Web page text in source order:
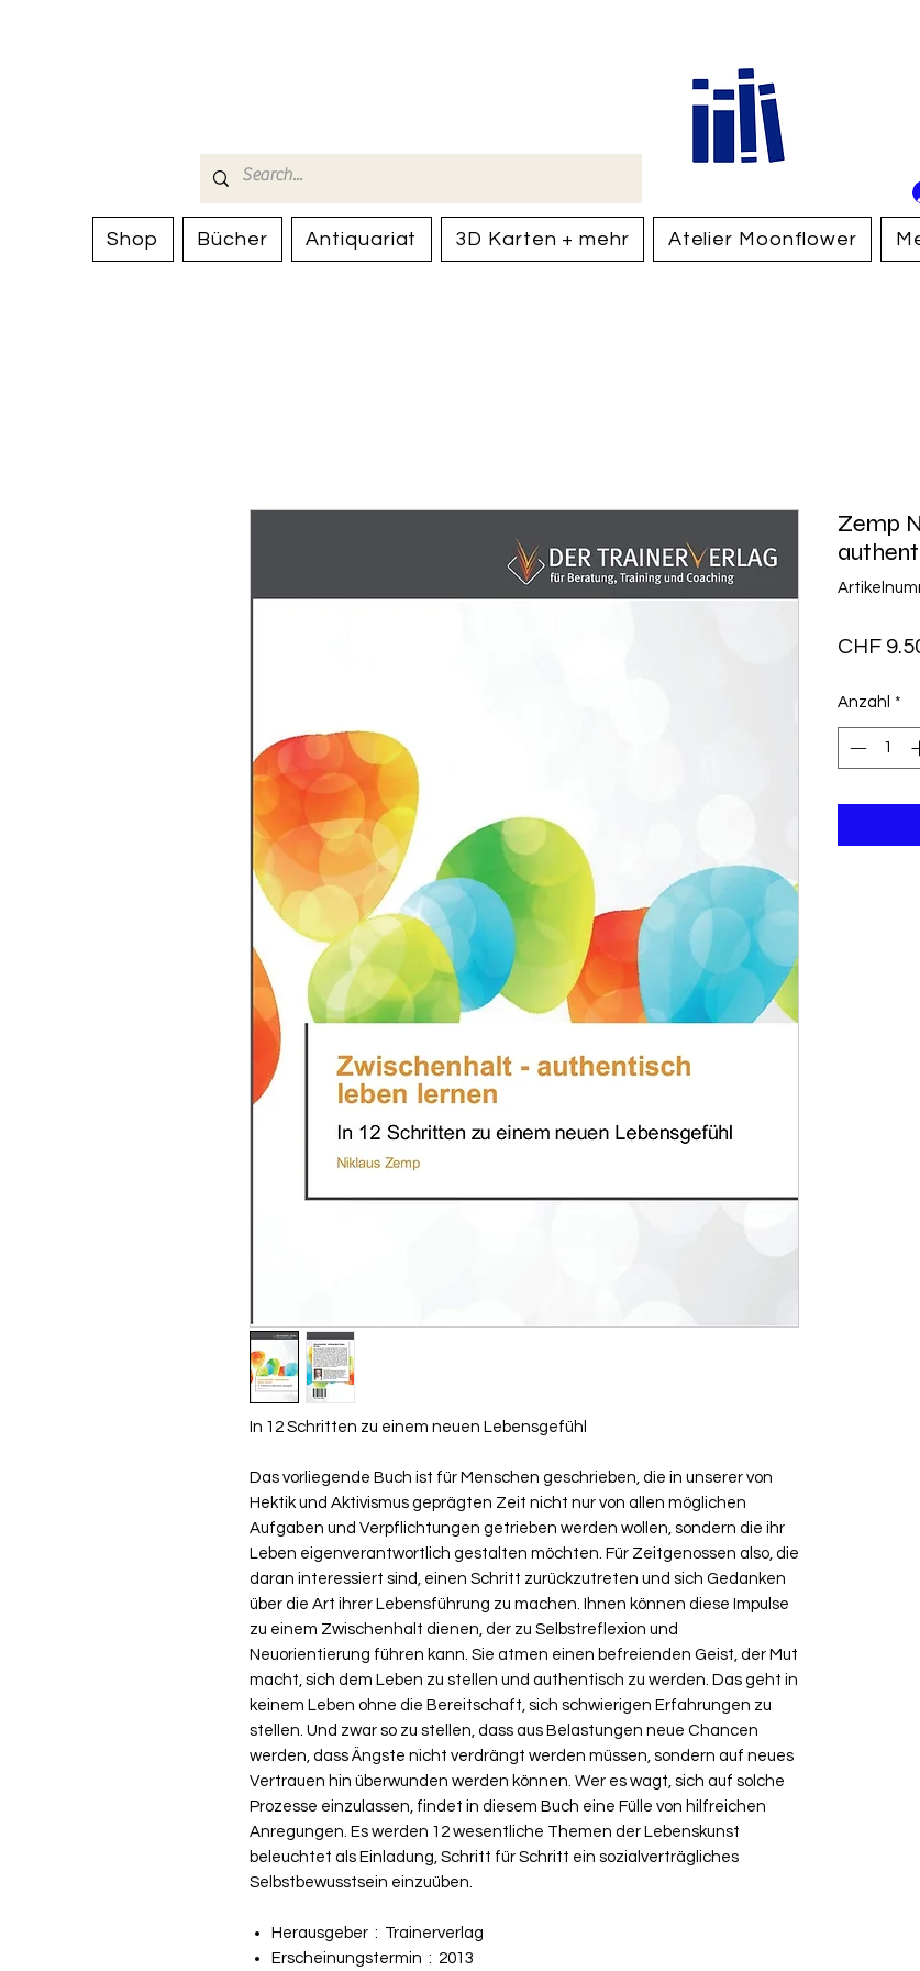
Shop Bücher Antiquariat 3D Karten + mehr Atelier Moonflower
In 12 Schritten zu einem neuen Lebensgefühl
Das vorliegende Buch ist für Menschen geschrieben, die in unserer von
Hektik und Aktivismus geprägten Zeit nicht nur von allen möglichen
Aufgaben und Verpflichtungen getrieben werden wollen, sondern die ihr
Leben eigenverantwortlich gestalten möchten. Für Zeitgenossen also, die
daran interessiert sind, einen Schritt zurückzutreten und sich Gedanken
über die Art ihrer Lebensführung zu machen. Ihnen können diese Impulse
zu einem Zwischenhalt dienen, der zu Selbstreflexion und
Neuorientierung führen kann. Sie atmen einen befreienden Geist, der Mut
macht, sich dem Leben zu stellen und authentisch zu werden. Das geht in
keinem Leben ohne die Bereitschaft, sich schwierigen Erfahrungen zu
stellen. Und zwar so zu stellen, dass aus Belastungen neue Chancen
werden, dass Ängste nicht verdrängt werden müssen, sondern auf neues
Vertrauen hin überwunden werden können. Wer es wagt, sich auf solche
Prozesse einzulassen, findet in diesem Buch eine Fülle von hilfreichen
Anregungen. Es werden 12 wesentliche Themen der Lebenskunst
beleuchtet als Einladung, Schritt für Schritt ein sozialverträgliches
Selbstbewusstsein einzuüben.
Herausgeber ‏ : ‎ Trainerverlag
Erscheinungstermin ‏ : ‎ 2013
Zemp
CHF
Anzahl *